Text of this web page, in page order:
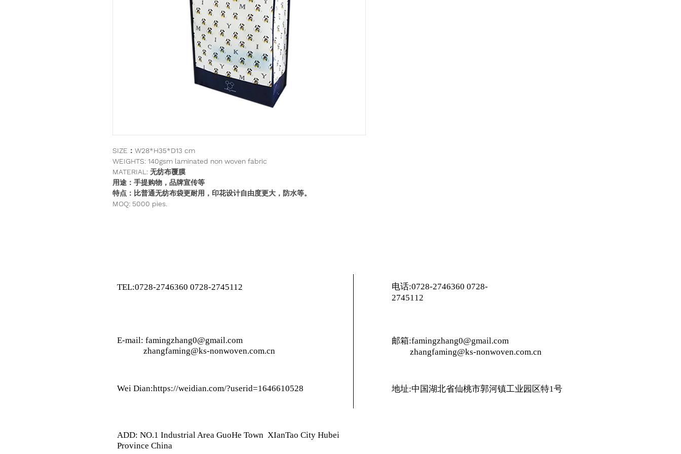
SIZE：W28*H35*D13 cm
WEIGHTS: 140gsm laminated non woven fabric
MATERIAL: 无纺布覆膜
用途：手提购物，品牌宣传等
特点：比普通无纺布袋更耐用，印花设计自由度更大，防水等。
MOQ: 5000 pies.
TEL:0728-2746360 0728-2745112
电话:0728-2746360 0728-
2745112
E-mail: famingzhang0@gmail.com
zhangfaming@ks-nonwoven.com.cn
邮箱:famingzhang0@gmail.com
zhangfaming@ks-nonwoven.com.cn
Wei Dian:https://weidian.com/?userid=1646610528 地址:中国湖北省仙桃市郭河镇工业园区特1号
ADD: NO.1 Industrial Area GuoHe Town XIanTao City Hubei
Province China